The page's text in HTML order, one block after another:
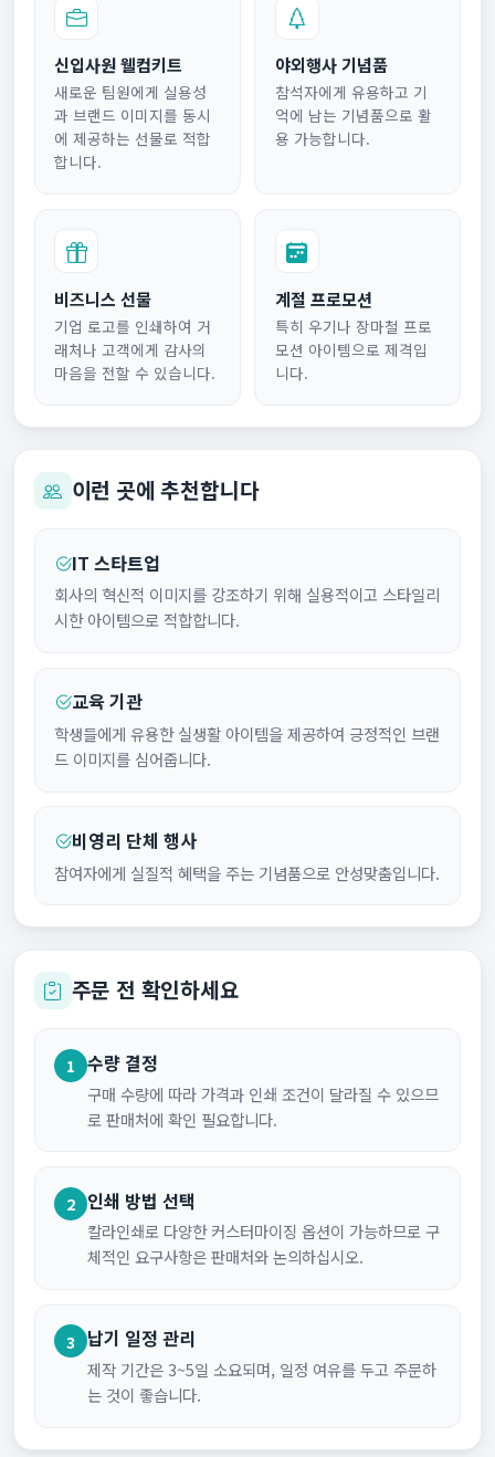
신입사원 웰컴키트
새로운 팀원에게 실용성
과 브랜드 이미지를 동시
에 제공하는 선물로 적합
합니다.
야외행사 기념품
참석자에게 유용하고 기
억에 남는 기념품으로 활
용 가능합니다.
비즈니스 선물
기업 로고를 인쇄하여 거
래처나 고객에게 감사의
마음을 전할 수 있습니다.
계절 프로모션
특히 우기나 장마철 프로
모션 아이템으로 제격입
니다.
이런 곳에 추천합니다
IT 스타트업
회사의 혁신적 이미지를 강조하기 위해 실용적이고 스타일리
시한 아이템으로 적합합니다.
교육 기관
학생들에게 유용한 실생활 아이템을 제공하여 긍정적인 브랜
드 이미지를 심어줍니다.
비영리 단체 행사
참여자에게 실질적 혜택을 주는 기념품으로 안성맞춤입니다.
주문 전 확인하세요
1 수량 결정
구매 수량에 따라 가격과 인쇄 조건이 달라질 수 있으므
로 판매처에 확인 필요합니다.
2 인쇄 방법 선택
칼라인쇄로 다양한 커스터마이징 옵션이 가능하므로 구
체적인 요구사항은 판매처와 논의하십시오.
3 납기 일정 관리
제작 기간은 3~5일 소요되며, 일정 여유를 두고 주문하
는 것이 좋습니다.